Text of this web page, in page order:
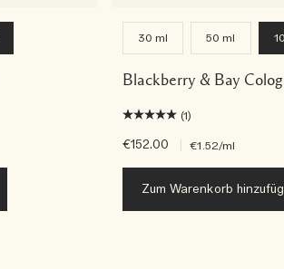
30 ml 50 ml
Blackberry & Bay
(1)
€152.00 €1.52/ml
Zum Warenkorb